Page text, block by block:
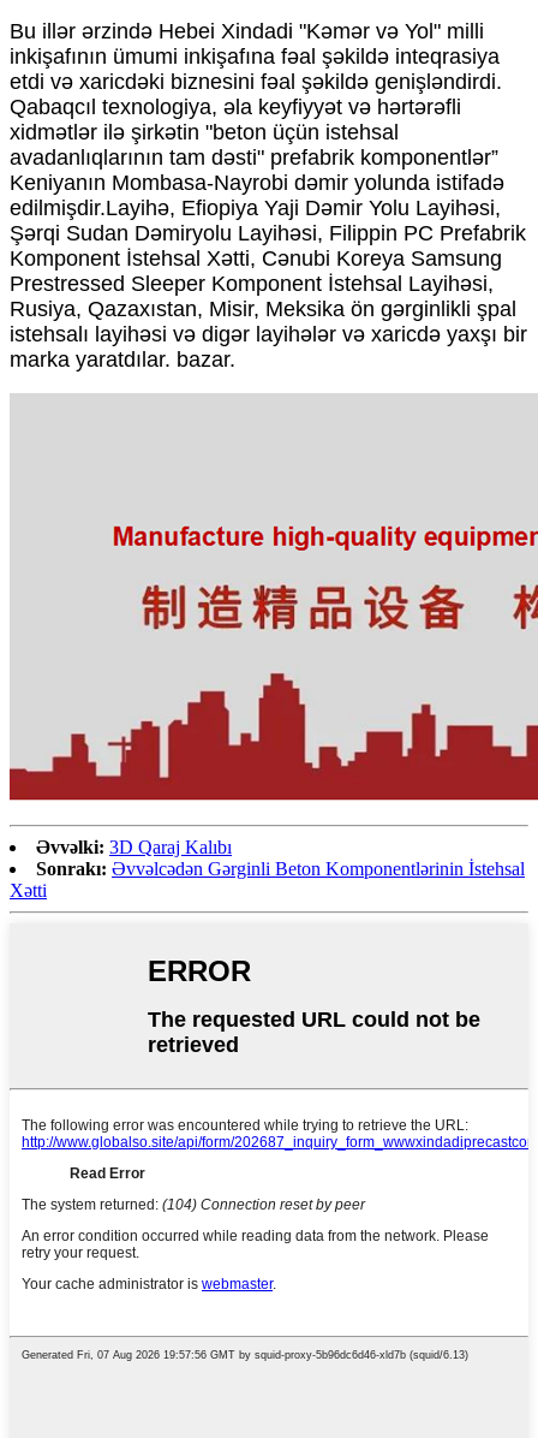
Bu illər ərzində Hebei Xindadi "Kəmər və Yol" milli
inkişafının ümumi inkişafına fəal şəkildə inteqrasiya
etdi və xaricdəki biznesini fəal şəkildə genişləndirdi.
Qabaqcıl texnologiya, əla keyfiyyət və hərtərəfli
xidmətlər ilə şirkətin "beton üçün istehsal
avadanlıqlarının tam dəsti" prefabrik komponentlər”
Keniyanın Mombasa-Nayrobi dəmir yolunda istifadə
edilmişdir.Layihə, Efiopiya Yaji Dəmir Yolu Layihəsi,
Şərqi Sudan Dəmiryolu Layihəsi, Filippin PC Prefabrik
Komponent İstehsal Xətti, Cənubi Koreya Samsung
Prestressed Sleeper Komponent İstehsal Layihəsi,
Rusiya, Qazaxıstan, Misir, Meksika ön gərginlikli şpal
istehsalı layihəsi və digər layihələr və xaricdə yaxşı bir
marka yaratdılar. bazar.
Əvvəlki: 3D Qaraj Kalıbı
Sonrakı: Əvvəlcədən Gərginli Beton Komponentlərinin İstehsal
Xətti